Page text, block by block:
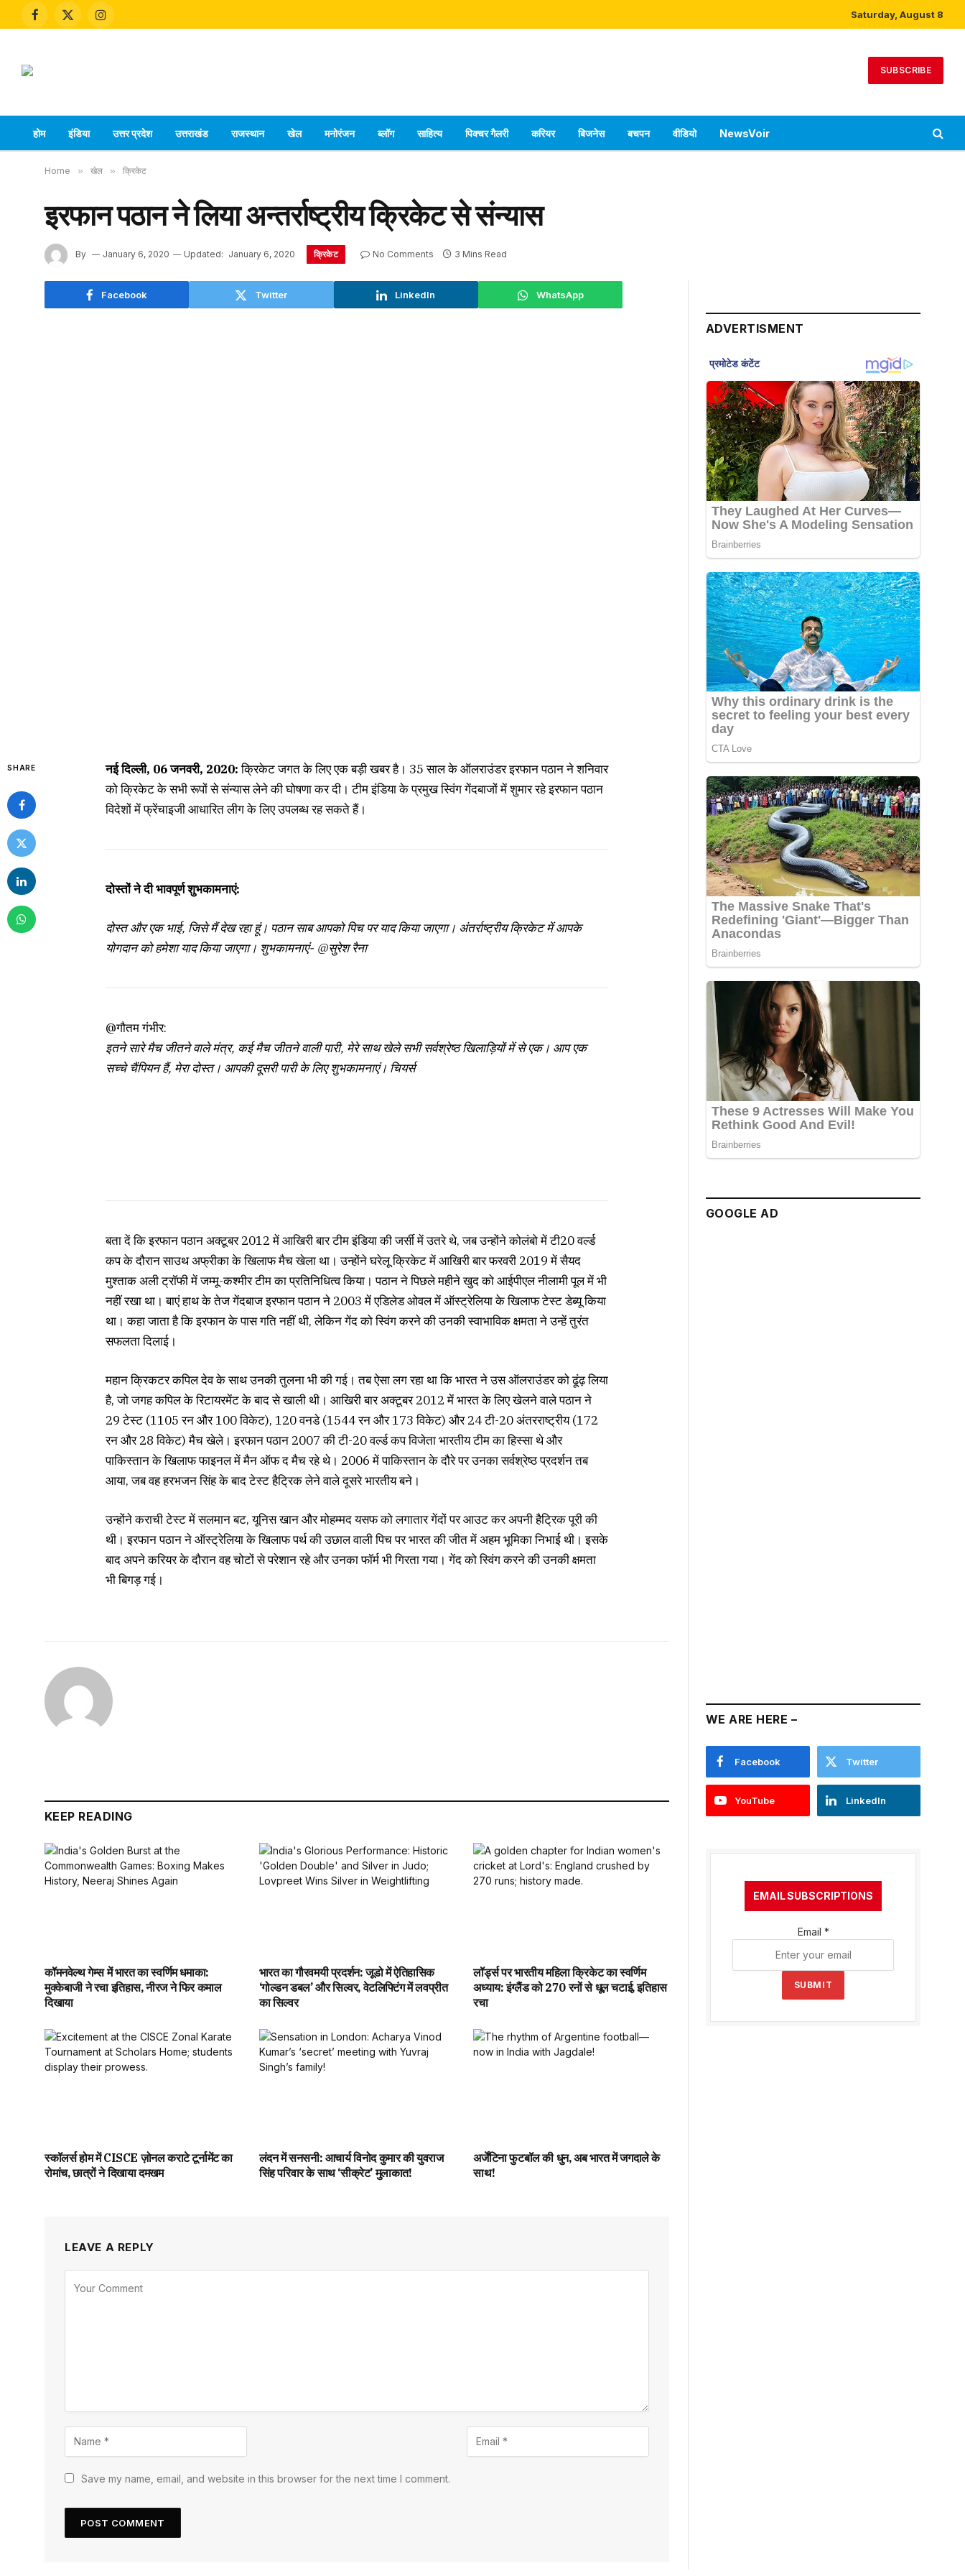
Facebook
X
Instagram
Saturday, August 8
SUBSCRIBE
होम इंडिया उत्तर प्रदेश उत्तराखंड राजस्थान खेल मनोरंजन ब्लॉग साहित्य पिक्चर गैलरी करियर बिजनेस बचपन वीडियो NewsVoir
Home » खेल » क्रिकेट
इरफान पठान ने लिया अन्तर्राष्ट्रीय क्रिकेट से संन्यास
By January 6, 2020 Updated: January 6, 2020 क्रिकेट No Comments 3 Mins Read
Facebook Twitter LinkedIn WhatsApp
SHARE नई दिल्ली, 06 जनवरी, 2020:क्रिकेट जगत के लिए एक बड़ी खबर है। 35 साल के ऑलराउंडर इरफान पठान ने शनिवार
को क्रिकेट के सभी रूपों से संन्यास लेने की घोषणा कर दी। टीम इंडिया के प्रमुख स्विंग गेंदबाजों में शुमार रहे इरफान पठान
विदेशों में फ्रेंचाइजी आधारित लीग के लिए उपलब्ध रह सकते हैं।
दोस्तों ने दी भावपूर्ण शुभकामनाएं:
दोस्त और एक भाई, जिसे मैं देख रहा हूं। पठान साब आपको पिच पर याद किया जाएगा। अंतर्राष्ट्रीय क्रिकेट में आपके
योगदान को हमेशा याद किया जाएगा। शुभकामनाएं- @सुरेश रैना
@गौतम गंभीर:
इतने सारे मैच जीतने वाले मंत्र, कई मैच जीतने वाली पारी, मेरे साथ खेले सभी सर्वश्रेष्ठ खिलाड़ियों में से एक। आप एक
सच्चे चैंपियन हैं, मेरा दोस्त। आपकी दूसरी पारी के लिए शुभकामनाएं। चियर्स
बता दें कि इरफान पठान अक्टूबर 2012 में आखिरी बार टीम इंडिया की जर्सी में उतरे थे, जब उन्होंने कोलंबो में टी20 वर्ल्ड
कप के दौरान साउथ अफ्रीका के खिलाफ मैच खेला था। उन्होंने घरेलू क्रिकेट में आखिरी बार फरवरी 2019 में सैयद
मुश्ताक अली ट्रॉफी में जम्मू-कश्मीर टीम का प्रतिनिधित्व किया। पठान ने पिछले महीने खुद को आईपीएल नीलामी पूल में भी
नहीं रखा था। बाएं हाथ के तेज गेंदबाज इरफान पठान ने 2003 में एडिलेड ओवल में ऑस्ट्रेलिया के खिलाफ टेस्ट डेब्यू किया
था। कहा जाता है कि इरफान के पास गति नहीं थी, लेकिन गेंद को स्विंग करने की उनकी स्वाभाविक क्षमता ने उन्हें तुरंत
सफलता दिलाई।
महान क्रिकटर कपिल देव के साथ उनकी तुलना भी की गई। तब ऐसा लग रहा था कि भारत ने उस ऑलराउंडर को ढूंढ़ लिया
है, जो जगह कपिल के रिटायरमेंट के बाद से खाली थी। आखिरी बार अक्टूबर 2012 में भारत के लिए खेलने वाले पठान ने
29 टेस्ट (1105 रन और 100 विकेट), 120 वनडे (1544 रन और 173 विकेट) और 24 टी-20 अंतरराष्ट्रीय (172
रन और 28 विकेट) मैच खेले। इरफान पठान 2007 की टी-20 वर्ल्ड कप विजेता भारतीय टीम का हिस्सा थे और
पाकिस्तान के खिलाफ फाइनल में मैन ऑफ द मैच रहे थे। 2006 में पाकिस्तान के दौरे पर उनका सर्वश्रेष्ठ प्रदर्शन तब
आया, जब वह हरभजन सिंह के बाद टेस्ट हैट्रिक लेने वाले दूसरे भारतीय बने।
उन्होंने कराची टेस्ट में सलमान बट, यूनिस खान और मोहम्मद यसफ को लगातार गेंदों पर आउट कर अपनी हैट्रिक पूरी की
थी। इरफान पठान ने ऑस्ट्रेलिया के खिलाफ पर्थ की उछाल वाली पिच पर भारत की जीत में अहम भूमिका निभाई थी। इसके
बाद अपने करियर के दौरान वह चोटों से परेशान रहे और उनका फॉर्म भी गिरता गया। गेंद को स्विंग करने की उनकी क्षमता
भी बिगड़ गई।
KEEP READING
कॉमनवेल्थ गेम्स में भारत का स्वर्णिम धमाका:
मुक्केबाजी ने रचा इतिहास, नीरज ने फिर कमाल
दिखाया
भारत का गौरवमयी प्रदर्शन: जूडो में ऐतिहासिक
‘गोल्डन डबल’ और सिल्वर, वेटलिफ्टिंग में लवप्रीत
का सिल्वर
लॉर्ड्स पर भारतीय महिला क्रिकेट का स्वर्णिम
अध्याय: इंग्लैंड को 270 रनों से धूल चटाई, इतिहास
रचा
स्कॉलर्स होम में CISCE ज़ोनल कराटे टूर्नामेंट का
रोमांच, छात्रों ने दिखाया दमखम
लंदन में सनसनी: आचार्य विनोद कुमार की युवराज
सिंह परिवार के साथ ‘सीक्रेट’ मुलाकात!
अर्जेंटिना फुटबॉल की धुन, अब भारत में जगदाले के
साथ!
LEAVE A REPLY
Save my name, email, and website in this browser for the next time I comment.
ADVERTISMENT
GOOGLE AD
WE ARE HERE –
Facebook Twitter
YouTube LinkedIn
EMAIL SUBSCRIPTIONS
Email *
SUBMIT